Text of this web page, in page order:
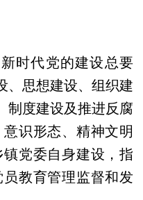
代党的建设总要
、思想建设、组织建
制度建设及推进反腐
识形态、精神文明
党委自身建设，指
教育管理监督和发